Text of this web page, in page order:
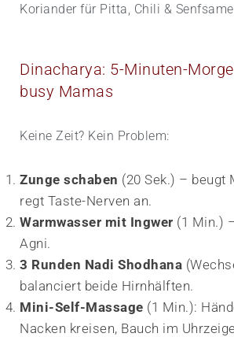
Koriander für Pitta, Chili &
Dinacharya: 5-Minuten-
busy Mamas
Keine Zeit? Kein Problem:
Zunge schaben (20 Sek.) – beugt
regt Taste-Nerven an.
Warmwasser mit Ingwer (1 Min.)
Agni.
3 Runden Nadi Shodhana
balanciert beide Hirnhälften.
Mini-Self-Massage (1 Min.):
Nacken kreisen, Bauch im